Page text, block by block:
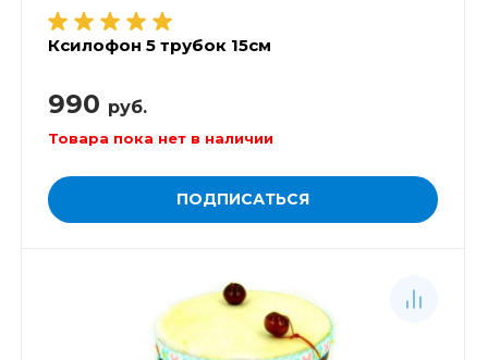
Ксилофон 5 трубок 15см
990 руб.
Товара пока нет в наличии
ПОДПИСАТЬСЯ